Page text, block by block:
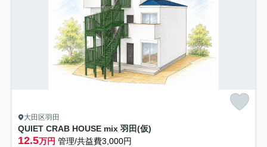
大田区羽田
QUIET CRAB HOUSE mix 羽田(仮)
12.5万円 管理/共益費3,000円